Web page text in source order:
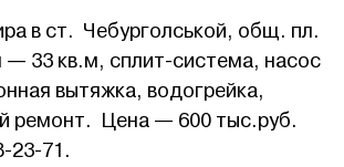
в ст. Чебурголськой, общ. пл.
— 33 кв.м, сплит-система, насос
вытяжка, водогрейка,
ремонт. Цена — 600 тыс.руб.
23-71.